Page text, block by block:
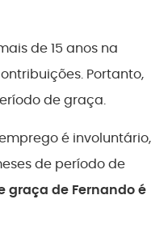
de 15 anos na
Portanto,
de graça.
é involuntário,
de período de
graça de Fernando é